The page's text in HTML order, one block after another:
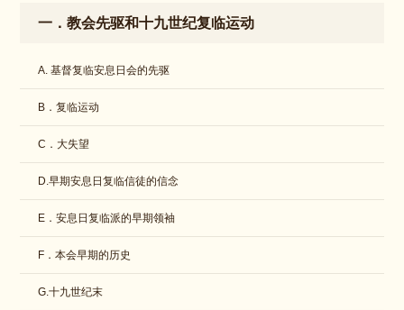
一．教会先驱和十九世纪复临运动
A. 基督复临安息日会的先驱
B．复临运动
C．大失望
D.早期安息日复临信徒的信念
E．安息日复临派的早期领袖
F．本会早期的历史
G.十九世纪末